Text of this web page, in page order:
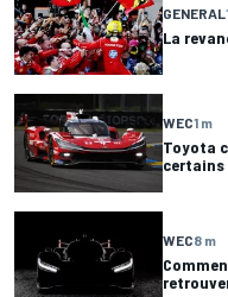
GENERAL
La
WEC1 m
Toyota
certains
WEC8 m